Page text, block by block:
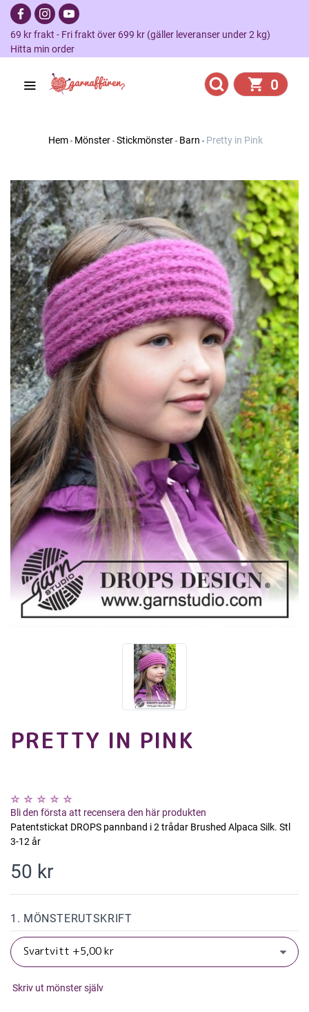
69 kr frakt - Fri frakt över 699 kr (gäller leveranser under 2 kg)
Hitta min order
0
Hem Mönster Stickmönster Barn Pretty in Pink
PRETTY IN PINK
Bli den första att recensera den här produkten
Patentstickat DROPS pannband i 2 trådar Brushed Alpaca Silk. Stl
3-12 år
50 kr
1. MÖNSTERUTSKRIFT
Skriv ut mönster själv